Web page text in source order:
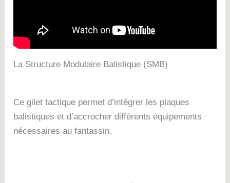
La Structure Modulaire Balistique (SMB)
Ce gilet tactique permet d’intégrer les plaques
balistiques et d’accrocher différents équipements
nécessaires au fantassin.